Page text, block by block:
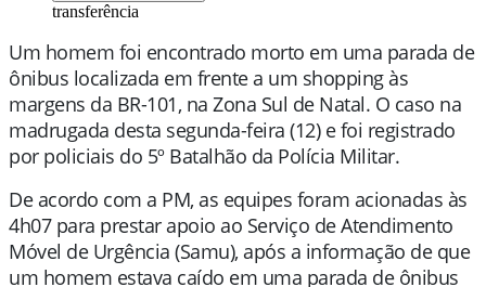
transferência
Um homem foi encontrado morto em uma parada de
ônibus localizada em frente a um shopping às
margens da BR-101, na Zona Sul de Natal. O caso na
madrugada desta segunda-feira (12) e foi registrado
por policiais do 5º Batalhão da Polícia Militar.
De acordo com a PM, as equipes foram acionadas às
4h07 para prestar apoio ao Serviço de Atendimento
Móvel de Urgência (Samu), após a informação de que
um homem estava caído em uma parada de ônibus